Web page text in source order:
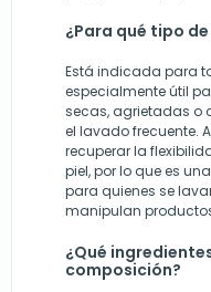
¿Para qué tipo
Está indicada para
especialmente útil
secas, agrietadas o
el lavado frecuente.
recuperar la
piel, por lo que es
para quienes se
manipulan
¿Qué
composición?